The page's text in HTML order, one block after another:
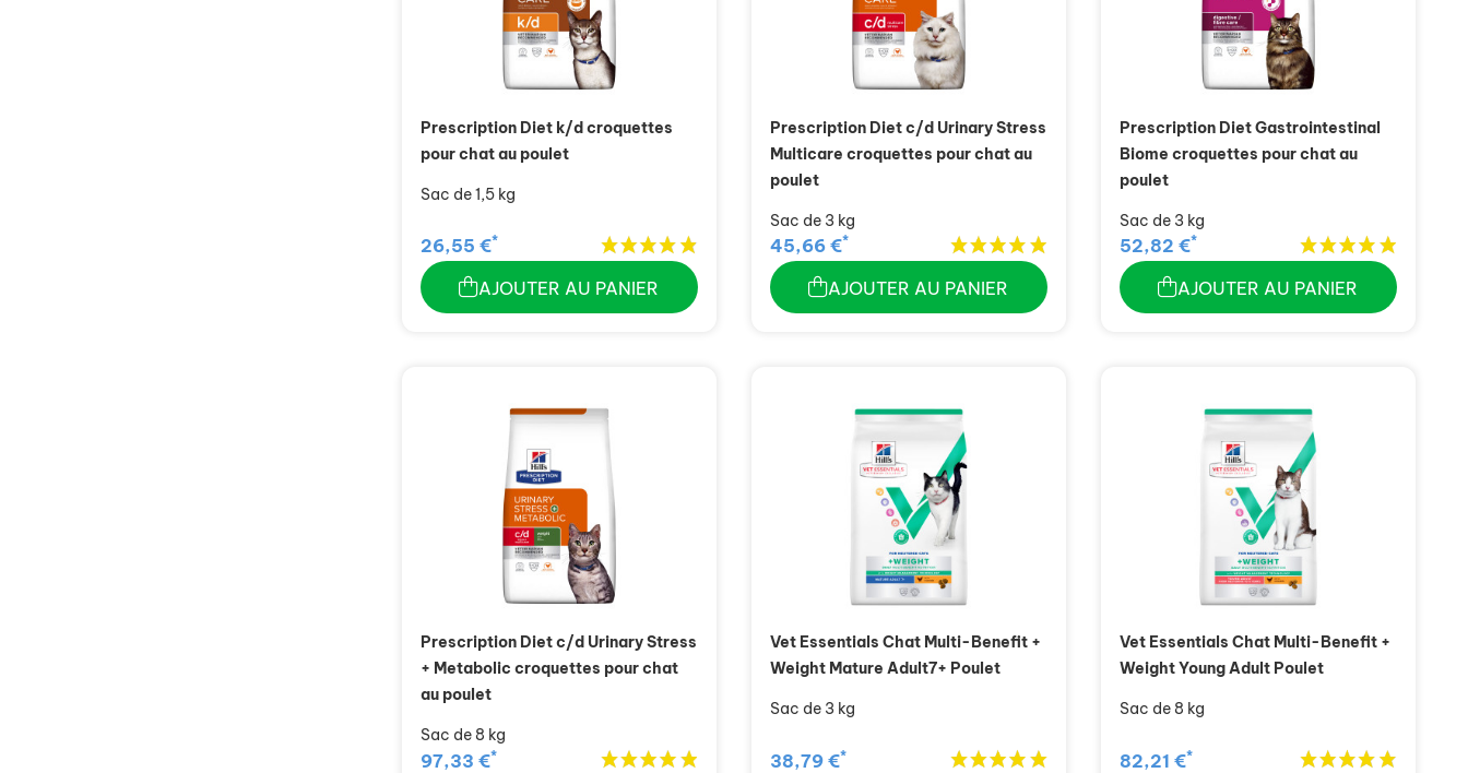
Prescription Diet k/d croquettes
pour chat au poulet
Sac de 1,5 kg
26,55 €*
AJOUTER AU PANIER
Prescription Diet c/d Urinary Stress
Multicare croquettes pour chat au
poulet
Sac de 3 kg
45,66 €*
AJOUTER AU PANIER
Prescription Diet Gastrointestinal
Biome croquettes pour chat au
poulet
Sac de 3 kg
52,82 €*
AJOUTER AU PANIER
Prescription Diet c/d Urinary Stress
+ Metabolic croquettes pour chat
au poulet
Sac de 8 kg
97,33 €*
Vet Essentials Chat Multi-Benefit +
Weight Mature Adult7+ Poulet
Sac de 3 kg
38,79 €*
Vet Essentials Chat Multi-Benefit +
Weight Young Adult Poulet
Sac de 8 kg
82,21 €*